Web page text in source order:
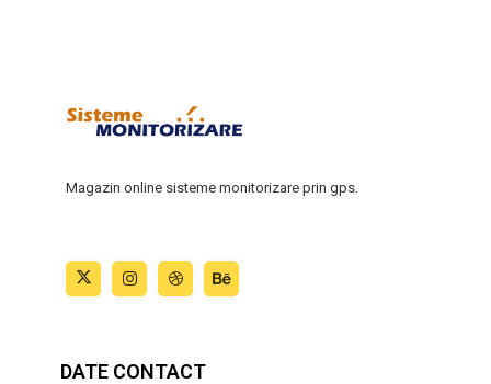
Magazin online sisteme monitorizare prin gps.
DATE CONTACT